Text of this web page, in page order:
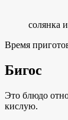
солянка
Время
Бигос
Это блюдо
кислую.